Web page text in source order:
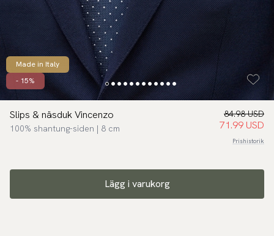
Made in Italy
- 15%
Slips & näsduk Vincenzo
100% shantung-siden | 8 cm
84.98 USD
71.99 USD
Prishistorik
Lägg i varukorg